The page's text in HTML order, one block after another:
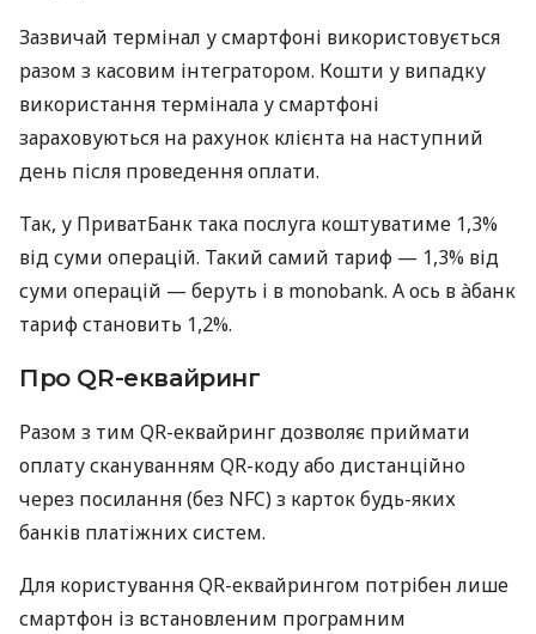
Зазвичай термінал у смартфоні використовується
разом з касовим інтегратором. Кошти у випадку
використання термінала у смартфоні
зараховуються на рахунок клієнта на наступний
день після проведення оплати.
Так, у ПриватБанк така послуга коштуватиме 1,3%
від суми операцій. Такий самий тариф — 1,3% від
суми операцій — беруть і в monobank. А ось в àбанк
тариф становить 1,2%.
Про QR-еквайринг
Разом з тим QR-еквайринг дозволяє приймати
оплату скануванням QR-коду або дистанційно
через посилання (без NFC) з карток будь-яких
банків платіжних систем.
Для користування QR-еквайрингом потрібен лише
смартфон із встановленим програмним